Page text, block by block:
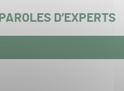
PAROLES D’EXPERTS